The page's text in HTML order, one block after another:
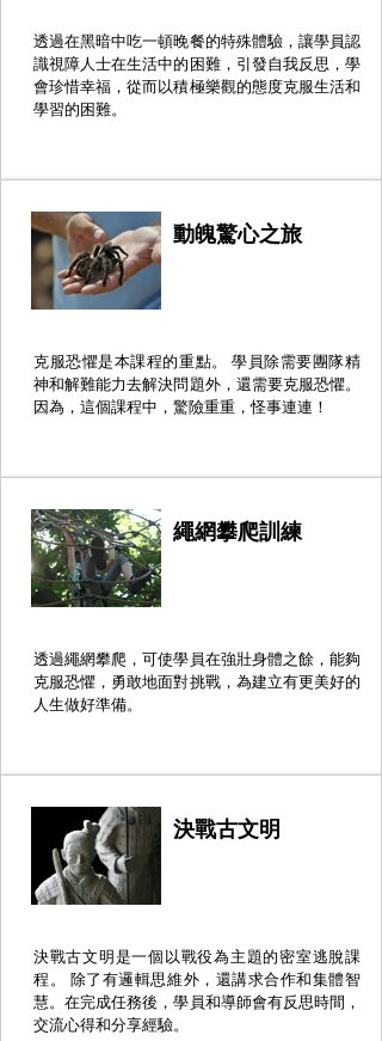
透過在黑暗中吃一頓晚餐的特殊體驗，讓學員認
識視障人士在生活中的困難，引發自我反思，學
會珍惜幸福，從而以積極樂觀的態度克服生活和
學習的困難。
動魄驚心之旅
克服恐懼是本課程的重點。 學員除需要團隊精
神和解難能力去解決問題外，還需要克服恐懼。
因為，這個課程中，驚險重重，怪事連連！
繩網攀爬訓練
透過繩網攀爬，可使學員在強壯身體之餘，能夠
克服恐懼，勇敢地面對挑戰，為建立有更美好的
人生做好準備。
決戰古文明
決戰古文明是一個以戰役為主題的密室逃脫課
程。 除了有邏輯思維外，還講求合作和集體智
慧。在完成任務後，學員和導師會有反思時間，
交流心得和分享經驗。